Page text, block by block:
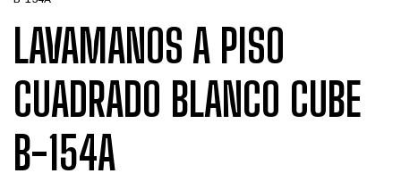
LAVAMANOS A PISO
CUADRADO BLANCO CUBE
B-154A